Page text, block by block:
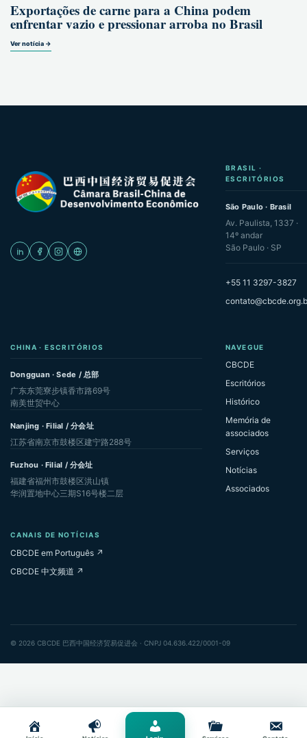
Exportações de carne para a China podem
enfrentar vazio e pressionar arroba no Brasil
Ver notícia →
BRASIL ·
ESCRITÓRIOS
São Paulo · Brasil
Av. Paulista, 1337 ·
14º andar
São Paulo · SP
+55 11 3297-3827
CHINA · ESCRITÓRIOS
Dongguan · Sede / 总部
广东东莞寮步镇香市路69号
南美世贸中心
Nanjing · Filial / 分会址
江苏省南京市鼓楼区建宁路288号
Fuzhou · Filial / 分会址
福建省福州市鼓楼区洪山镇
华润置地中心三期S16号楼二层
NAVEGUE
CBCDE
Escritórios
Histórico
Memória de
associados
Serviços
Notícias
Associados
CANAIS DE NOTÍCIAS
CBCDE em Português ↗
CBCDE 中文频道 ↗
© 2026 CBCDE 巴西中国经济贸易促进会 · CNPJ 04.636.422/0001-09